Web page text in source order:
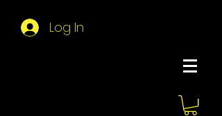
Log In